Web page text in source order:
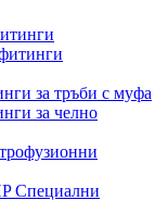
за тръби с муфа
за челно
Специални